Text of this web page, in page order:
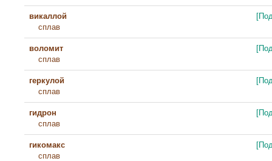
викаллой
сплав
воломит
сплав
геркулой
сплав
гидрон
сплав
гикомакс
сплав